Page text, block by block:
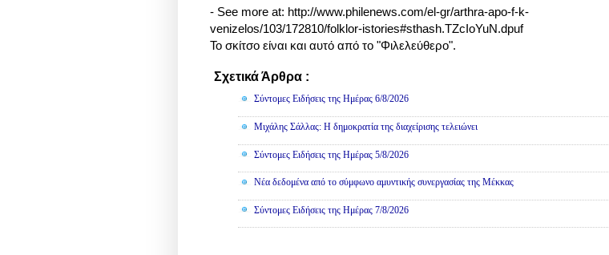
- See more at: http://www.philenews.com/el-gr/arthra-apo-f-k-
venizelos/103/172810/folklor-istories#sthash.TZcIoYuN.dpuf
Το σκίτσο είναι και αυτό από το "Φιλελεύθερο".
Σχετικά Άρθρα :
Σύντομες Ειδήσεις της Ημέρας 6/8/2026
Μιχάλης Σάλλας: Η δημοκρατία της διαχείρισης τελειώνει
Σύντομες Ειδήσεις της Ημέρας 5/8/2026
Νέα δεδομένα από το σύμφωνο αμυντικής συνεργασίας της Μέκκας
Σύντομες Ειδήσεις της Ημέρας 7/8/2026